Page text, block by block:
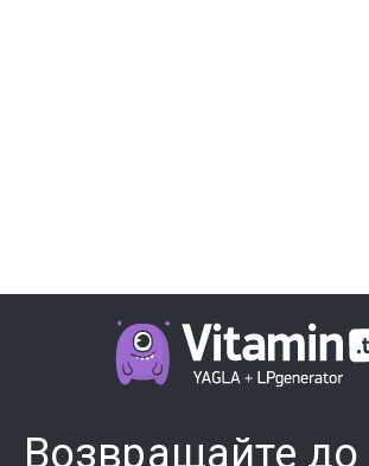
Возвращайте до